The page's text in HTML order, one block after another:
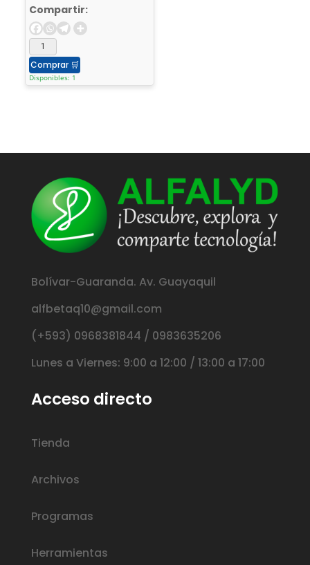
Compartir:
Comprar 🛒
Disponibles: 1
Bolívar-Guaranda. Av. Guayaquil
alfbetaq10@gmail.com
(+593) 0968381844 / 0983635206
Lunes a Viernes: 9:00 a 12:00 / 13:00 a 17:00
Acceso directo
Tienda
Archivos
Programas
Herramientas